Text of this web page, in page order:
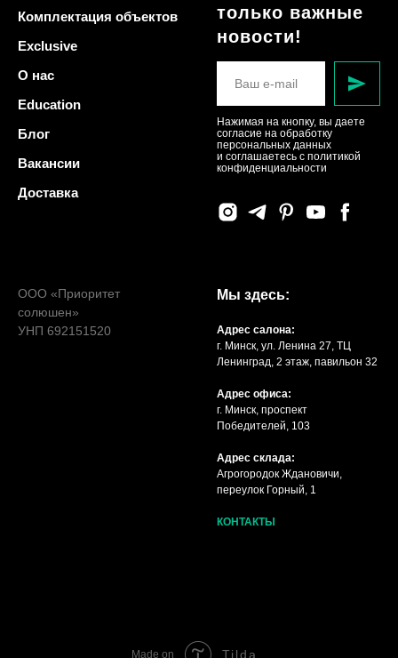
Комплектация объектов
Exclusive
О нас
Education
Блог
Вакансии
Доставка
только важные
новости!
Нажимая на кнопку, вы даете
согласие на обработку
персональных данных
и соглашаетесь c политикой
конфиденциальности
ООО «Приоритет
солюшен»
УНП 692151520
Мы здесь:
Адрес салона:
г. Минск, ул. Ленина 27, ТЦ
Ленинград, 2 этаж, павильон 32
Адрес офиса:
г. Минск, проспект
Победителей, 103
Адрес склада:
Агрогородок Ждановичи,
переулок Горный, 1
КОНТАКТЫ
Made on Tilda